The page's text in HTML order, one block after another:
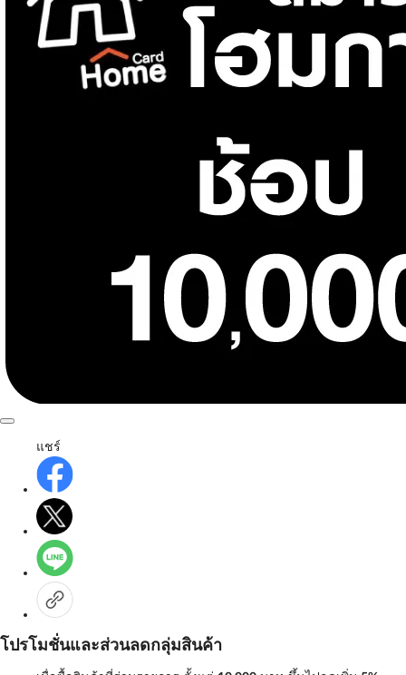
แชร์
โปรโมชั่นและส่วนลดกลุ่มสินค้า